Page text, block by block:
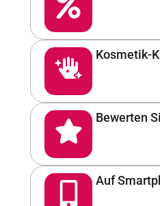
Kosmetik-
Bewerten
Auf